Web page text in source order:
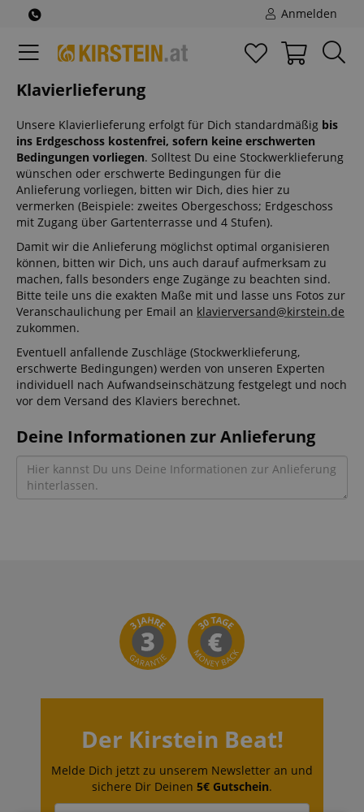
Anmelden
Klavierlieferung
Unsere Klavierlieferung erfolgt für Dich standardmäßig bis
ins Erdgeschoss kostenfrei, sofern keine erschwerten
Bedingungen vorliegen. Solltest Du eine Stockwerklieferung
wünschen oder erschwerte Bedingungen für die
Anlieferung vorliegen, bitten wir Dich, dies hier zu
vermerken (Beispiele: zweites Obergeschoss; Erdgeschoss
mit Zugang über Gartenterrasse und 4 Stufen).
Damit wir die Anlieferung möglichst optimal organisieren
können, bitten wir Dich, uns auch darauf aufmerksam zu
machen, falls besonders enge Zugänge zu beachten sind.
Bitte teile uns die exakten Maße mit und lasse uns Fotos zur
Veranschaulichung per Email an klavierversand@kirstein.de
zukommen.
Eventuell anfallende Zuschläge (Stockwerklieferung,
erschwerte Bedingungen) werden von unseren Experten
individuell nach Aufwandseinschätzung festgelegt und noch
vor dem Versand des Klaviers berechnet.
Deine Informationen zur Anlieferung
Der Kirstein Beat!
Melde Dich jetzt zu unserem Newsletter an und
sichere Dir Deinen 5€ Gutschein.